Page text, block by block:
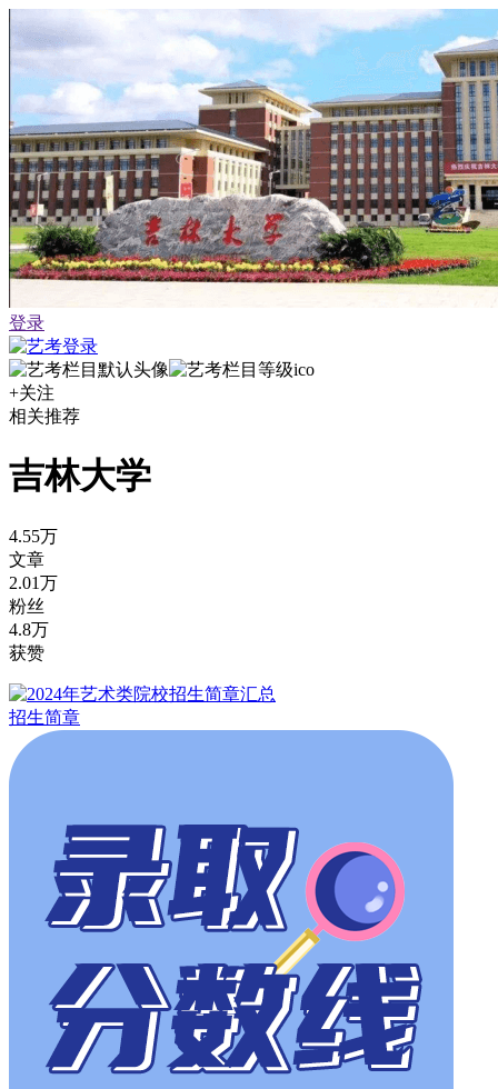
登录
+关注
相关推荐
吉林大学
4.55万
文章
2.01万
粉丝
4.8万
获赞
招生简章